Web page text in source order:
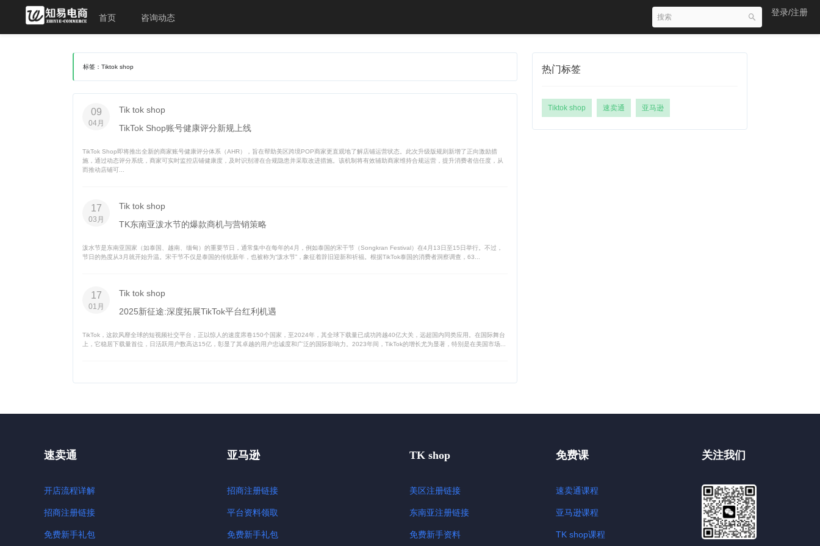
首页 咨询动态
登录/注册
标签：Tiktok shop
09
04月
Tik tok shop
TikTok Shop账号健康评分新规上线
TikTok Shop即将推出全新的商家账号健康评分体系（AHR），旨在帮助美区跨境POP商家更直观地了解店铺运营状态。此次升级版规则新增了正向激励措
施，通过动态评分系统，商家可实时监控店铺健康度，及时识别潜在合规隐患并采取改进措施。该机制将有效辅助商家维持合规运营，提升消费者信任度，从
而推动店铺可...
17
03月
Tik tok shop
TK东南亚泼水节的爆款商机与营销策略
泼水节是东南亚国家（如泰国、越南、缅甸）的重要节日，通常集中在每年的4月，例如泰国的宋干节（Songkran Festival）在4月13日至15日举行。不过，
节日的热度从3月就开始升温。宋干节不仅是泰国的传统新年，也被称为“泼水节”，象征着辞旧迎新和祈福。根据TikTok泰国的消费者洞察调查，63...
17
01月
Tik tok shop
2025新征途:深度拓展TikTok平台红利机遇
TikTok，这款风靡全球的短视频社交平台，正以惊人的速度席卷150个国家，至2024年，其全球下载量已成功跨越40亿大关，远超国内同类应用。在国际舞台
上，它稳居下载量首位，日活跃用户数高达15亿，彰显了其卓越的用户忠诚度和广泛的国际影响力。2023年间，TikTok的增长尤为显著，特别是在美国市场...
热门标签
Tiktok shop 速卖通 亚马逊
速卖通
开店流程详解
招商注册链接
免费新手礼包
亚马逊
招商注册链接
平台资料领取
免费新手礼包
TK shop
美区注册链接
东南亚注册链接
免费新手资料
免费课
速卖通课程
亚马逊课程
TK shop课程
关注我们